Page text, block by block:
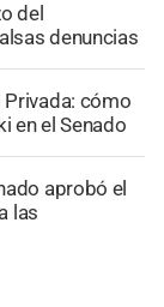
del
denuncias
cómo
en el Senado
aprobó el
las